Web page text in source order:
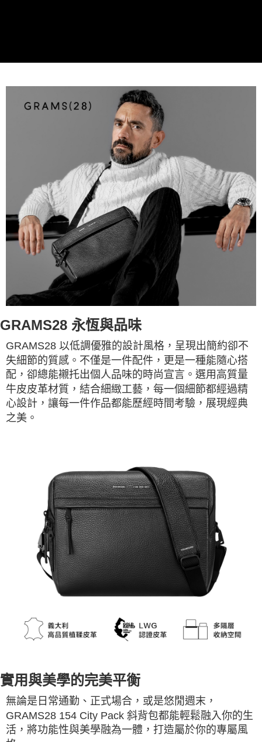
GRAMS28 永恆與品味
GRAMS28 以低調優雅的設計風格，呈現出簡約卻不
失細節的質感。不僅是一件配件，更是一種能隨心搭
配，卻總能襯托出個人品味的時尚宣言。選用高質量
牛皮皮革材質，結合細緻工藝，每一個細節都經過精
心設計，讓每一件作品都能歷經時間考驗，展現經典
之美。
實用與美學的完美平衡
無論是日常通勤、正式場合，或是悠閒週末，
GRAMS28 154 City Pack 斜背包都能輕鬆融入你的生
活，將功能性與美學融為一體，打造屬於你的專屬風